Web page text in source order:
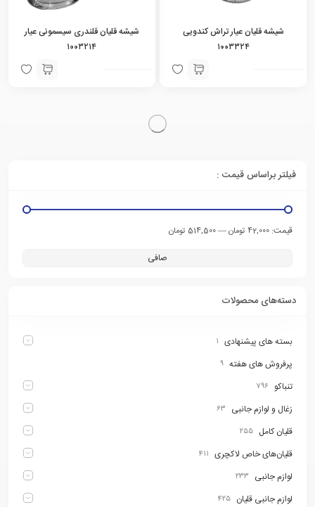
شیشه قلیان عیار تراش کندویی
۱۰۰۳۳۲۴
شیشه قلیان قلندری سیسمونی عیار
۱۰۰۳۲۱۴
فیلتر براساس قیمت :
صافی
قيمت: 42,000 تومان —514,500 تومان
دسته‌های محصولات
بسته های پیشنهادی ۱
پرفروش های هفته ۹
تنباکو ۷۹۶
زغال و لوازم جانبی ۶۳
قلیان کامل ۲۵۵
قلیان‌های خاص لاکچری ۴۱۱
لوازم جانبی ۲۳۳
لوازم جانبی قلیان ۴۲۵